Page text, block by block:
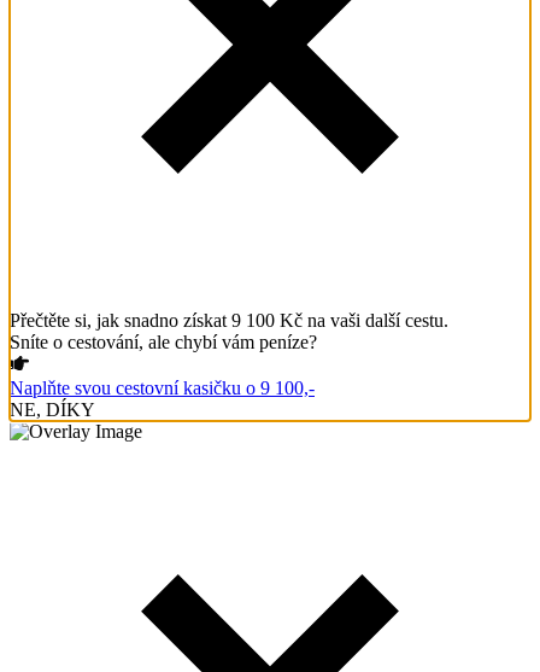
Přečtěte si, jak snadno získat 9 100 Kč na vaši další cestu.
Sníte o cestování, ale chybí vám peníze?
Naplňte svou cestovní kasičku o 9 100,-
NE, DÍKY